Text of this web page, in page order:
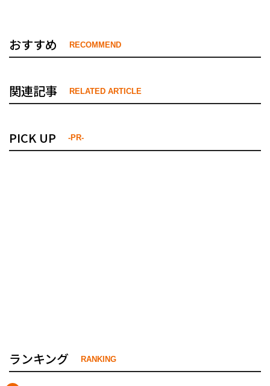
おすすめ RECOMMEND
関連記事 RELATED ARTICLE
PICK UP -PR-
ランキング RANKING